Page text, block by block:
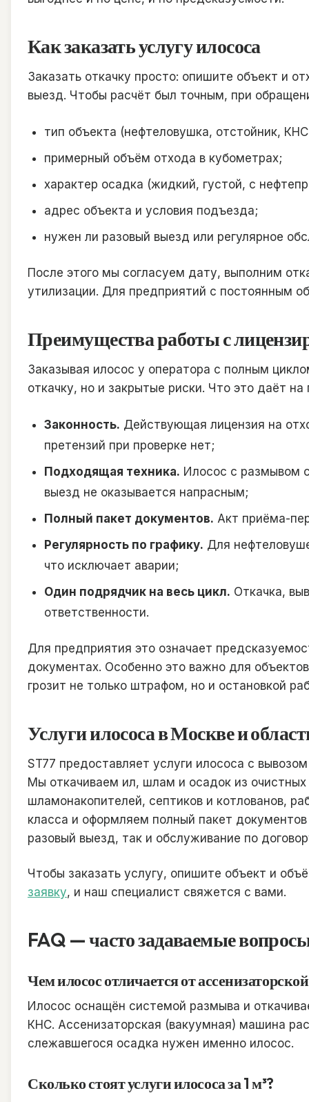
Как заказать услугу илососа
Заказать откачку просто: опишите объект и
выезд. Чтобы расчёт был точным, при
тип объекта (нефтеловушка, отстойник,
примерный объём отхода в кубометрах;
характер осадка (жидкий, густой, с
адрес объекта и условия подъезда;
нужен ли разовый выезд или регулярное
После этого мы согласуем дату, выполним
утилизации. Для предприятий с постоянным
Преимущества работы с
Заказывая илосос у оператора с полным
откачку, но и закрытые риски. Что это даёт на
Законность. Действующая лицензия на
претензий при проверке нет;
Подходящая техника. Илосос с размывом
выезд не оказывается напрасным;
Полный пакет документов. Акт приёма-
Регулярность по графику. Для
что исключает аварии;
Один подрядчик на весь цикл. Откачка,
ответственности.
Для предприятия это означает
документах. Особенно это важно для
грозит не только штрафом, но и остановкой
Услуги илососа в Москве и
ST77 предоставляет услуги илососа с
Мы откачиваем ил, шлам и осадок из
шламонакопителей, септиков и котлованов,
класса и оформляем полный пакет
разовый выезд, так и обслуживание по
Чтобы заказать услугу, опишите объект и
заявку, и наш специалист свяжется с вами.
FAQ — часто задаваемые
Чем илосос отличается от
Илосос оснащён системой размыва и
КНС. Ассенизаторская (вакуумная) машина
слежавшегося осадка нужен именно илосос.
Сколько стоят услуги илососа за 1 м³?